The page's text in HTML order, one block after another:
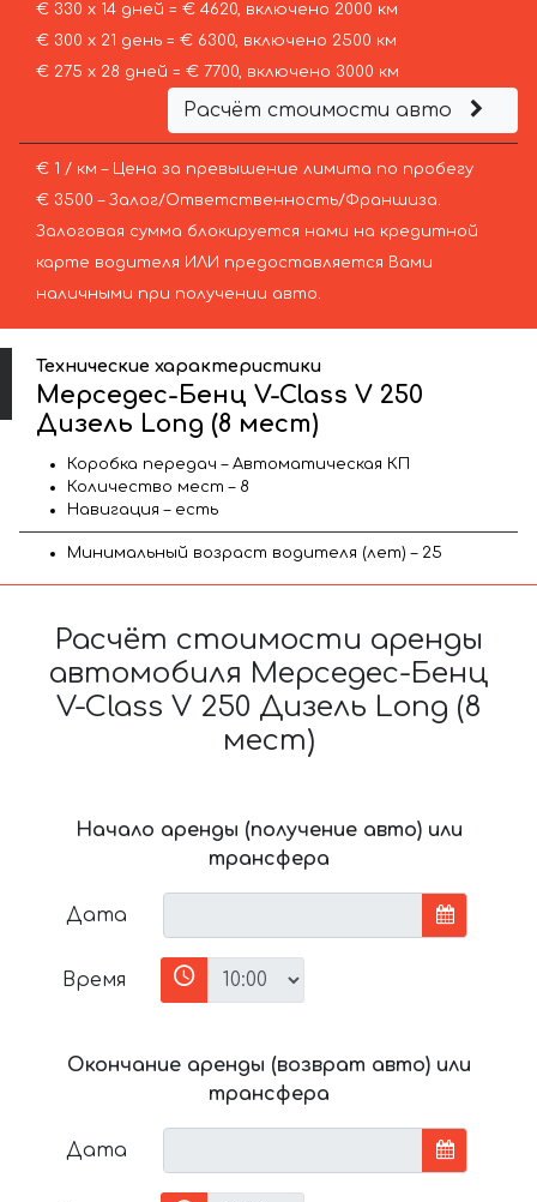
€ 330 х 14 дней = € 4620, включено 2000 км
€ 300 х 21 день = € 6300, включено 2500 км
€ 275 х 28 дней = € 7700, включено 3000 км
Расчёт стоимости авто
€ 1 / км – Цена за превышение лимита по пробегу
€ 3500 – Залог/Ответственность/Франшиза.
Залоговая сумма блокируется нами на кредитной
карте водителя ИЛИ предоставляется Вами
наличными при получении авто.
Технические характеристики
Мерседес-Бенц V-Class V 250
Дизель Long (8 мест)
Коробка передач – Автоматическая КП
Количество мест – 8
Навигация – есть
Минимальный возраст водителя (лет) – 25
Расчёт стоимости аренды
автомобиля Мерседес-Бенц
V-Class V 250 Дизель Long (8
мест)
Начало аренды (получение авто) или
трансфера
Дата
Время
Окончание аренды (возврат авто) или
трансфера
Дата